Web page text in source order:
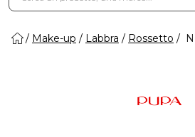
Make-up Labbra Rossetto